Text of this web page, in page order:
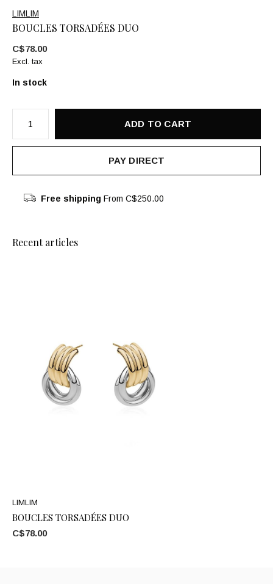
LIMLIM
BOUCLES TORSADÉES DUO
C$78.00
Excl. tax
In stock
ADD TO CART
PAY DIRECT
Free shipping From C$250.00
Recent articles
LIMLIM
BOUCLES TORSADÉES DUO
C$78.00